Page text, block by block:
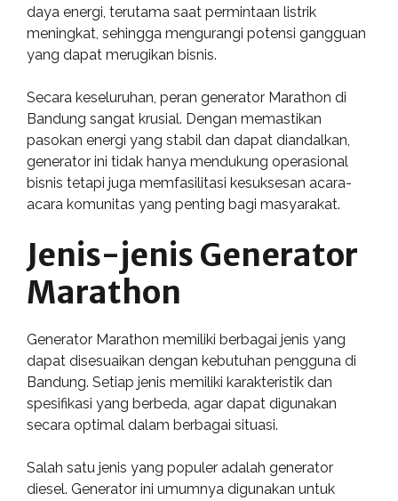
daya energi, terutama saat permintaan listrik
meningkat, sehingga mengurangi potensi gangguan
yang dapat merugikan bisnis.
Secara keseluruhan, peran generator Marathon di
Bandung sangat krusial. Dengan memastikan
pasokan energi yang stabil dan dapat diandalkan,
generator ini tidak hanya mendukung operasional
bisnis tetapi juga memfasilitasi kesuksesan acara-
acara komunitas yang penting bagi masyarakat.
Jenis-jenis Generator
Marathon
Generator Marathon memiliki berbagai jenis yang
dapat disesuaikan dengan kebutuhan pengguna di
Bandung. Setiap jenis memiliki karakteristik dan
spesifikasi yang berbeda, agar dapat digunakan
secara optimal dalam berbagai situasi.
Salah satu jenis yang populer adalah generator
diesel. Generator ini umumnya digunakan untuk